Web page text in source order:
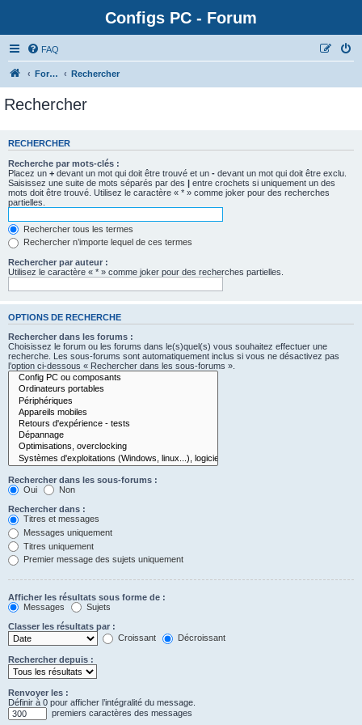
Configs PC - Forum
FAQ
Forum Rechercher
Rechercher
RECHERCHER
Recherche par mots-clés :
Placez un + devant un mot qui doit être trouvé et un - devant un mot qui doit être exclu.
Saisissez une suite de mots séparés par des | entre crochets si uniquement un des
mots doit être trouvé. Utilisez le caractère « * » comme joker pour des recherches
partielles.
Rechercher tous les termes
Rechercher n’importe lequel de ces termes
Rechercher par auteur :
Utilisez le caractère « * » comme joker pour des recherches partielles.
OPTIONS DE RECHERCHE
Rechercher dans les forums :
Choisissez le forum ou les forums dans le(s)quel(s) vous souhaitez effectuer une
recherche. Les sous-forums sont automatiquement inclus si vous ne désactivez pas
l’option ci-dessous « Rechercher dans les sous-forums ».
Rechercher dans les sous-forums :
Oui
Non
Rechercher dans :
Titres et messages
Messages uniquement
Titres uniquement
Premier message des sujets uniquement
Afficher les résultats sous forme de :
Messages
Sujets
Classer les résultats par :
Croissant
Décroissant
Rechercher depuis :
Renvoyer les :
Définir à 0 pour afficher l’intégralité du message.
premiers caractères des messages